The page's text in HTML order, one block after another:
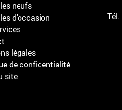
neufs
d'occasion
légales
de confidentialité
site
Tél.